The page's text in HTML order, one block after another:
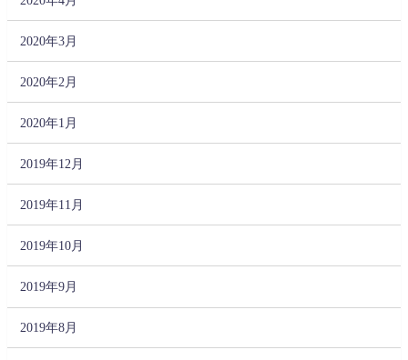
2020年3月
2020年2月
2020年1月
2019年12月
2019年11月
2019年10月
2019年9月
2019年8月